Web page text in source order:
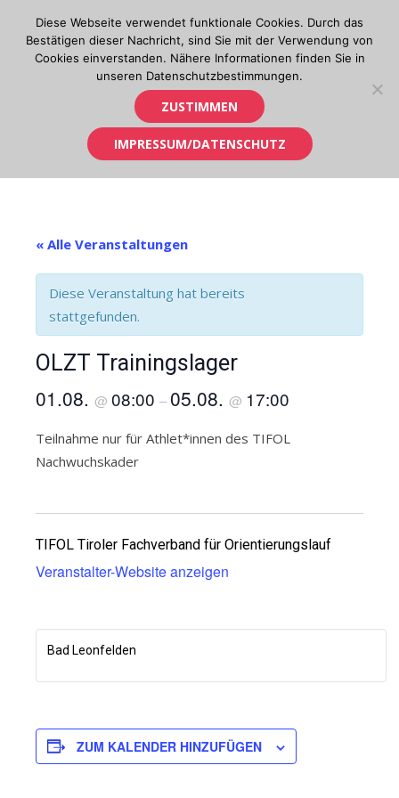
content
Orientierungslauf in Tirol
« Alle Veranstaltungen
Diese Veranstaltung hat bereits
stattgefunden.
OLZT Trainingslager
01.08. @ 08:00 – 05.08. @ 17:00
Teilnahme nur für Athlet*innen des TIFOL
Nachwuchskader
TIFOL Tiroler Fachverband für Orientierungslauf
Veranstalter-Website anzeigen
Bad Leonfelden
ZUM KALENDER HINZUFÜGEN
Diese Webseite verwendet funktionale Cookies. Durch das
Bestätigen dieser Nachricht, sind Sie mit der Verwendung von
Cookies einverstanden. Nähere Informationen finden Sie in
unseren Datenschutzbestimmungen.
ZUSTIMMEN
IMPRESSUM/DATENSCHUTZ